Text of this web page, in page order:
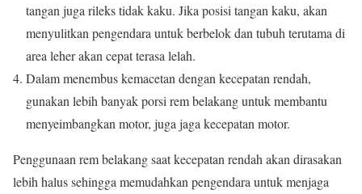
tangan juga rileks tidak kaku. Jika posisi tangan kaku, akan
menyulitkan pengendara untuk berbelok dan tubuh terutama di
area leher akan cepat terasa lelah.
Dalam menembus kemacetan dengan kecepatan rendah,
gunakan lebih banyak porsi rem belakang untuk membantu
menyeimbangkan motor, juga jaga kecepatan motor.
Penggunaan rem belakang saat kecepatan rendah akan dirasakan
lebih halus sehingga memudahkan pengendara untuk menjaga